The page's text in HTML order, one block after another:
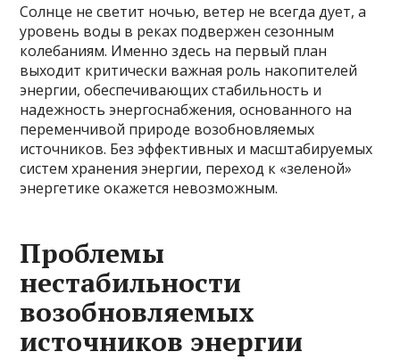
Солнце не светит ночью, ветер не всегда дует, а
уровень воды в реках подвержен сезонным
колебаниям. Именно здесь на первый план
выходит критически важная роль накопителей
энергии, обеспечивающих стабильность и
надежность энергоснабжения, основанного на
переменчивой природе возобновляемых
источников. Без эффективных и масштабируемых
систем хранения энергии, переход к «зеленой»
энергетике окажется невозможным.
Проблемы
нестабильности
возобновляемых
источников энергии